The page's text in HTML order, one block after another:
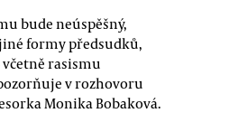
bude neúspěšný,
formy předsudků,
rasismu
v rozhovoru
Monika Bobaková.